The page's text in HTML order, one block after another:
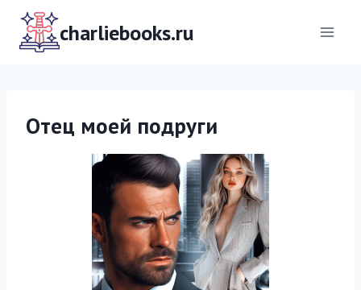
Перейти
содержимомуcharliebooks.ru
Отец моей подруги